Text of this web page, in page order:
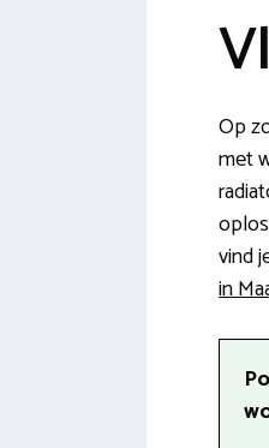
Op
met
vind
in